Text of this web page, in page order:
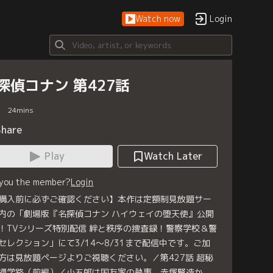
Watch now Login
偵コナン 第427話
24mins
Play
Watch Later
the member?Login
入前に必ずご確認ください】本作は定額制見放題サー
の「劇場版『名探偵コナン ハイウェイの堕天使』公開
TVシリーズ特別配信 絆と秩序の捜査録！警察学校＆警
レクション」にて3/14～8/31まで配信中です。ご加
は見放題ページよりご視聴ください。／第427話 超秘